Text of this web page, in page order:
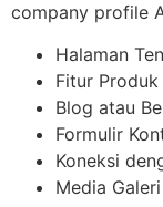
company profile
Halaman
Fitur
Blog atau
Formulir
Koneksi
Media Galeri